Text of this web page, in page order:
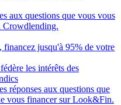
aux questions que vous vous
Crowdlending.
financez jusqu'à 95% de votre
les intérêts des
réponses aux questions que
vous financer sur Look&Fin.